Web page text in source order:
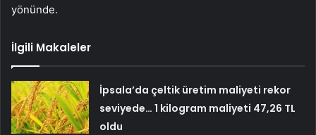
yönünde.
İlgili Makaleler
İpsala’da çeltik üretim maliyeti rekor
seviyede… 1 kilogram maliyeti 47,26 TL
oldu